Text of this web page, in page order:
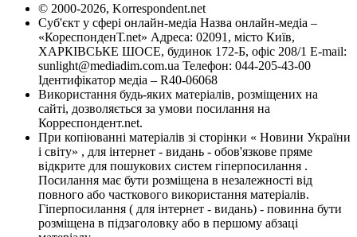
© 2000-2026, Korrespondent.net
Суб'єкт у сфері онлайн-медіа Назва онлайн-медіа –
«КореспонденТ.net» Адреса: 02091, місто Київ,
ХАРКІВСЬКЕ ШОСЕ, будинок 172-Б, офіс 208/1 E-mail:
sunlight@mediadim.com.ua Телефон: 044-205-43-00
Ідентифікатор медіа – R40-06068
Використання будь-яких матеріалів, розміщених на
сайті, дозволяється за умови посилання на
Корреспондент.net.
При копіюванні матеріалів зі сторінки « Новини України
і світу» , для інтернет - видань - обов'язкове пряме
відкрите для пошукових систем гіперпосилання .
Посилання має бути розміщена в незалежності від
повного або часткового використання матеріалів.
Гіперпосилання ( для інтернет - видань) - повинна бути
розміщена в підзаголовку або в першому абзаці